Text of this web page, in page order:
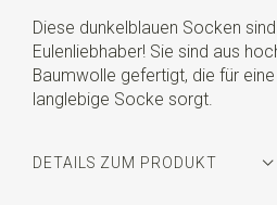
Diese dunkelblauen Socken
Eulenliebhaber! Sie sind aus
Baumwolle gefertigt, die für
langlebige Socke sorgt.
DETAILS ZUM PRODUKT